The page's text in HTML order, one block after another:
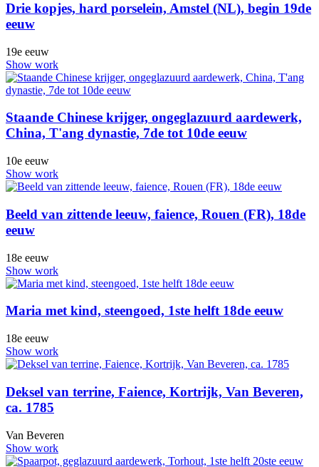
Drie kopjes, hard porselein, Amstel (NL), begin 19de
eeuw
19e eeuw
Show work
Staande Chinese krijger, ongeglazuurd aardewerk,
China, T'ang dynastie, 7de tot 10de eeuw
10e eeuw
Show work
Beeld van zittende leeuw, faience, Rouen (FR), 18de
eeuw
18e eeuw
Show work
Maria met kind, steengoed, 1ste helft 18de eeuw
18e eeuw
Show work
Deksel van terrine, Faience, Kortrijk, Van Beveren,
ca. 1785
Van Beveren
Show work